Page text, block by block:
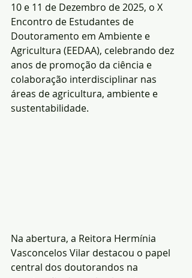
10 e 11 de Dezembro de 2025, o X
Encontro de Estudantes de
Doutoramento em Ambiente e
Agricultura (EEDAA), celebrando dez
anos de promoção da ciência e
colaboração interdisciplinar nas
áreas de agricultura, ambiente e
sustentabilidade.
Na abertura, a Reitora Hermínia
Vasconcelos Vilar destacou o papel
central dos doutorandos na